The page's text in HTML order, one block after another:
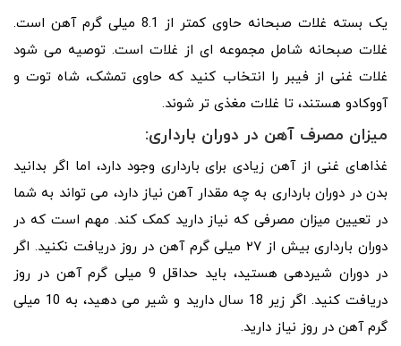
یک بسته غلات صبحانه حاوی کمتر از 8.1 میلی گرم آهن است.
غلات صبحانه شامل مجموعه ای از غلات است. توصیه می شود
غلات غنی از فیبر را انتخاب کنید که حاوی تمشک، شاه توت و
آووکادو هستند، تا غلات مغذی تر شوند.
میزان مصرف آهن در دوران بارداری:
غذاهای غنی از آهن زیادی برای بارداری وجود دارد، اما اگر بدانید
بدن در دوران بارداری به چه مقدار آهن نیاز دارد، می تواند به شما
در تعیین میزان مصرفی که نیاز دارید کمک کند. مهم است که در
دوران بارداری بیش از ۲۷ میلی گرم آهن در روز دریافت نکنید. اگر
در دوران شیردهی هستید، باید حداقل 9 میلی گرم آهن در روز
دریافت کنید. اگر زیر 18 سال دارید و شیر می دهید، به 10 میلی
گرم آهن در روز نیاز دارید.